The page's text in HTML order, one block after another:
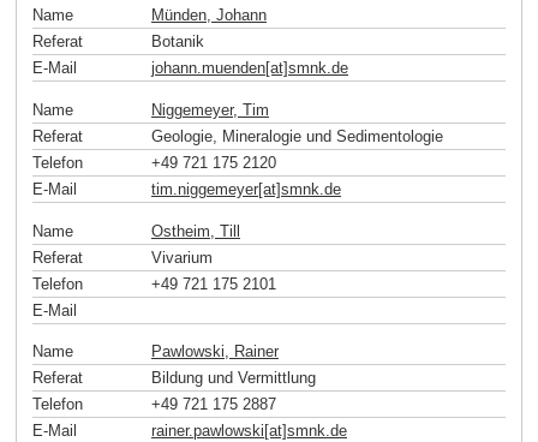
Name
Münden, Johann
Referat
Botanik
E-Mail
johann.muenden[at]smnk.de
Name
Niggemeyer, Tim
Referat
Geologie, Mineralogie und Sedimentologie
Telefon
+49 721 175 2120
E-Mail
tim.niggemeyer[at]smnk de
Name
Ostheim, Till
Referat
Vivarium
Telefon
+49 721 175 2101
E-Mail
Name
Pawlowski, Rainer
Referat
Bildung und Vermittlung
Telefon
+49 721 175 2887
E-Mail
rainer.pawlowski[at]smnk.de